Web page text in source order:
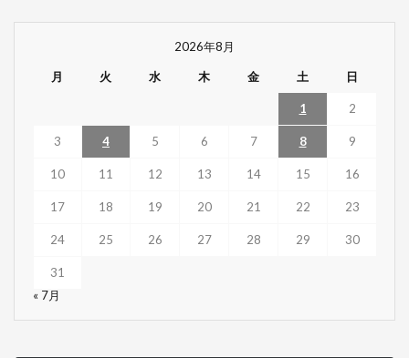
2026年8月
月 火 水 木 金 土 日
1 2
3 4 5 6 7 8 9
10 11 12 13 14 15 16
17 18 19 20 21 22 23
24 25 26 27 28 29 30
31
« 7月